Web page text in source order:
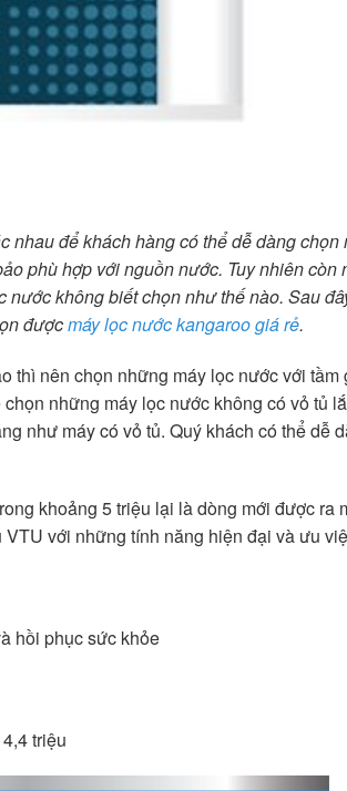
để khách hàng có thể dễ dàng chọn
phù hợp với nguồn nước. Tuy nhiên còn
không biết chọn như thế nào. Sau
đượcmáy lọc nước kangaroo giá rẻ.
nên chọn những máy lọc nước với tầm
những máy lọc nước không có vỏ tủ
như máy có vỏ tủ. Quý khách có thể dễ
khoảng 5 triệu lại là dòng mới được ra
với những tính năng hiện đại và ưu
hồi phục sức khỏe
triệu